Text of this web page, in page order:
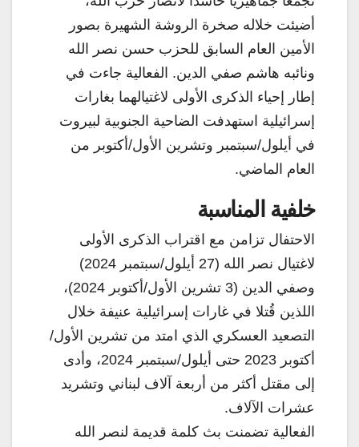
أضيئت خلاله صخرة الروشة الشهيرة بصور
الأمين العام السابق للحزب حسن نصر الله
ونائبه هاشم صفي الدين. الفعالية جاءت في
إطار إحياء الذكرى الأولى لاغتيالهما بغارات
إسرائيلية استهدفت الضاحية الجنوبية لبيروت
في أيلول/سبتمبر وتشرين الأول/أكتوبر من
العام الماضي.
خلفية المناسبة
الاحتفال تزامن مع اقتراب الذكرى الأولى
لاغتيال نصر الله (27 أيلول/سبتمبر 2024)
وصفي الدين (3 تشرين الأول/أكتوبر 2024)،
اللذين قُتلا في غارات إسرائيلية عنيفة خلال
التصعيد العسكري الذي امتد من تشرين الأول/
أكتوبر 2023 حتى أيلول/سبتمبر 2024، وأدى
إلى مقتل أكثر من أربعة آلاف لبناني وتشريد
عشرات الآلاف.
الفعالية تضمنت بث كلمة قديمة لنصر الله